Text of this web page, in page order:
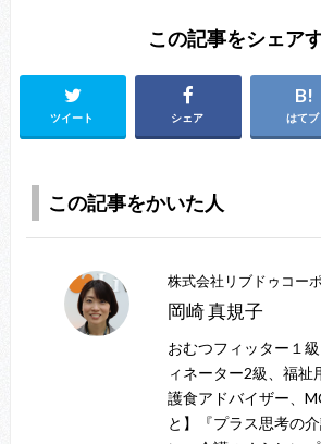
この記事をシェア
ツイート シェア はてブ
この記事をかいた人
株式会社リブドゥコー
岡崎 真規子
おむつフィッター１
ィネーター2級、福祉
護食アドバイザー、
と】『プラス思考の